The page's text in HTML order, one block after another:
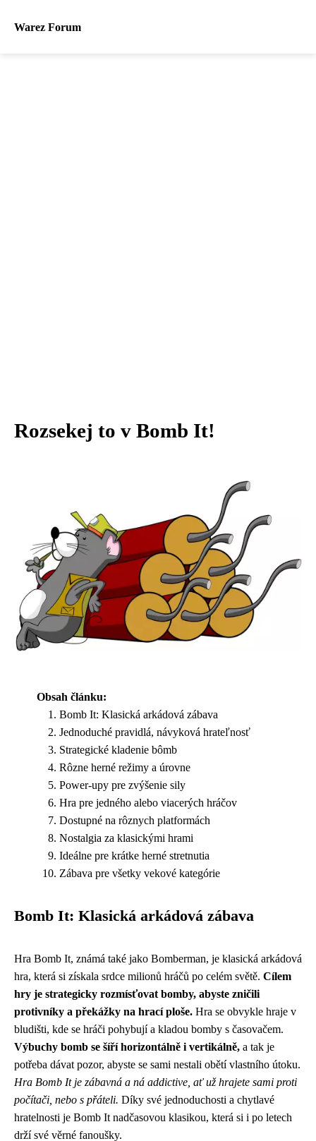
Warez Forum
Rozsekej to v Bomb It!
Obsah článku:
Bomb It: Klasická arkádová zábava
Jednoduché pravidlá, návyková hrateľnosť
Strategické kladenie bômb
Rôzne herné režimy a úrovne
Power-upy pre zvýšenie sily
Hra pre jedného alebo viacerých hráčov
Dostupné na rôznych platformách
Nostalgia za klasickými hrami
Ideálne pre krátke herné stretnutia
Zábava pre všetky vekové kategórie
Bomb It: Klasická arkádová zábava
Hra Bomb It, známá také jako Bomberman, je klasická arkádová
hra, která si získala srdce milionů hráčů po celém světě. Cílem
hry je strategicky rozmísťovat bomby, abyste zničili
protivníky a překážky na hrací ploše. Hra se obvykle hraje v
bludišti, kde se hráči pohybují a kladou bomby s časovačem.
Výbuchy bomb se šíří horizontálně i vertikálně, a tak je
potřeba dávat pozor, abyste se sami nestali obětí vlastního útoku.
Hra Bomb It je zábavná a ná addictive, ať už hrajete sami proti
počítači, nebo s přáteli. Díky své jednoduchosti a chytlavé
hratelnosti je Bomb It nadčasovou klasikou, která si i po letech
drží své věrné fanoušky.